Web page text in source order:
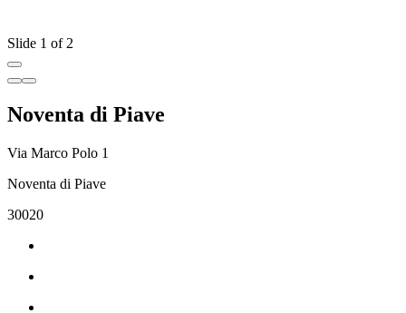
Slide 1 of 2
Noventa di Piave
Via Marco Polo 1
Noventa di Piave
30020